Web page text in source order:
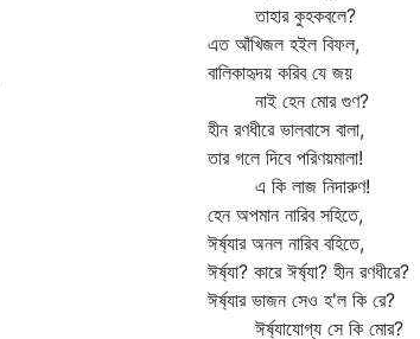
তাহার কুহকবলে?
এত আঁখিজল হইল বিফল,
বালিকাহৃদয় করিব যে জয়
নাই হেন মোর গুণ?
হীন রণধীরে ভালবাসে বালা,
তার গলে দিবে পরিণয়মালা!
এ কি লাজ নিদারুণ!
হেন অপমান নারিব সহিতে,
ঈর্ষ্যার অনল নারিব বহিতে,
ঈর্ষ্যা? কারে ঈর্ষ্যা? হীন রণধীরে?
ঈর্ষ্যার ভাজন সেও হ'ল কি রে?
ঈর্ষ্যাযোগ্য সে কি মোর?